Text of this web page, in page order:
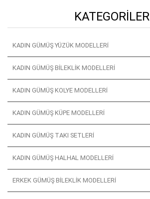
KATEGORILER
KADIN GÜMÜŞ YÜZÜK MODELLERI
KADIN GÜMÜŞ BILEKLIK MODELLERI
KADIN GÜMÜŞ KOLYE MODELLERI
KADIN GÜMÜŞ KÜPE MODELLERI
KADIN GÜMÜŞ TAKI SETLERI
KADIN GÜMÜŞ HALHAL MODELLERI
ERKEK GÜMÜŞ BILEKLIK MODELLERI